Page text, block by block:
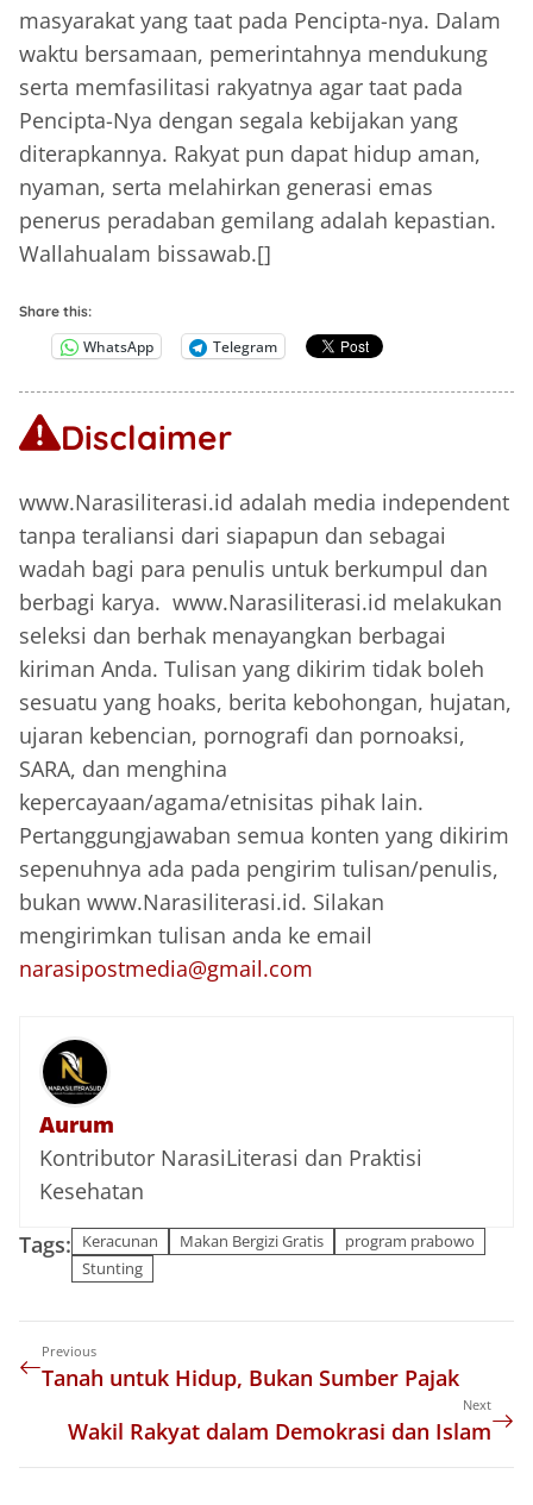
masyarakat yang taat pada Pencipta-nya. Dalam
waktu bersamaan, pemerintahnya mendukung
serta memfasilitasi rakyatnya agar taat pada
Pencipta-Nya dengan segala kebijakan yang
diterapkannya. Rakyat pun dapat hidup aman,
nyaman, serta melahirkan generasi emas
penerus peradaban gemilang adalah kepastian.
Wallahualam bissawab.[]
Share this:
WhatsApp Telegram
Disclaimer
www.Narasiliterasi.id adalah media independent
tanpa teraliansi dari siapapun dan sebagai
wadah bagi para penulis untuk berkumpul dan
berbagi karya. www.Narasiliterasi.id melakukan
seleksi dan berhak menayangkan berbagai
kiriman Anda. Tulisan yang dikirim tidak boleh
sesuatu yang hoaks, berita kebohongan, hujatan,
ujaran kebencian, pornografi dan pornoaksi,
SARA, dan menghina
kepercayaan/agama/etnisitas pihak lain.
Pertanggungjawaban semua konten yang dikirim
sepenuhnya ada pada pengirim tulisan/penulis,
bukan www.Narasiliterasi.id. Silakan
mengirimkan tulisan anda ke email
narasipostmedia@gmail.com
Aurum
Kontributor NarasiLiterasi dan Praktisi
Kesehatan
Tags:
Keracunan Makan Bergizi Gratis
program prabowo
Stunting
Previous
Tanah untuk Hidup, Bukan Sumber Pajak
Next
Wakil Rakyat dalam Demokrasi dan Islam